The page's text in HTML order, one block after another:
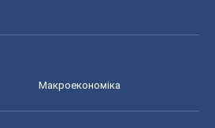
Макроекономіка